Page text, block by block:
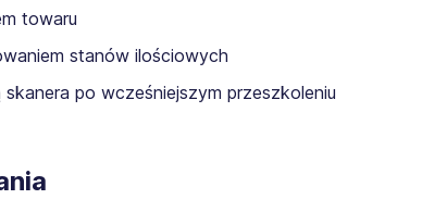
towaru
stanów ilościowych
skanera po wcześniejszym przeszkoleniu